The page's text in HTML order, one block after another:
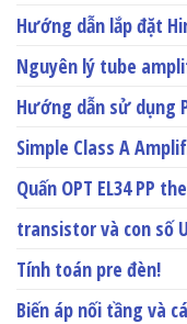
Hướng dẫn lắp đặt
Nguyên lý tube
Hướng dẫn sử dụng
Simple Class A
Quấn OPT EL34 PP
transistor và con số
Tính toán pre đèn!
Biến áp nối tầng và